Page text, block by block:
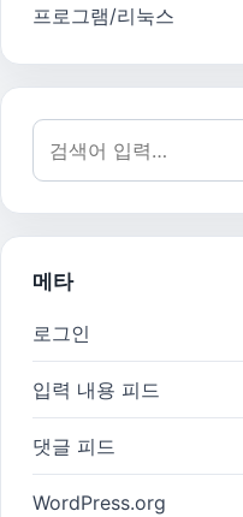
프로그램/리눅스
검색어:
메타
로그인
입력 내용 피드
댓글 피드
WordPress.org